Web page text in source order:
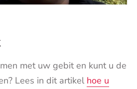
met uw gebit en kunt u de
Lees in dit artikel hoe u